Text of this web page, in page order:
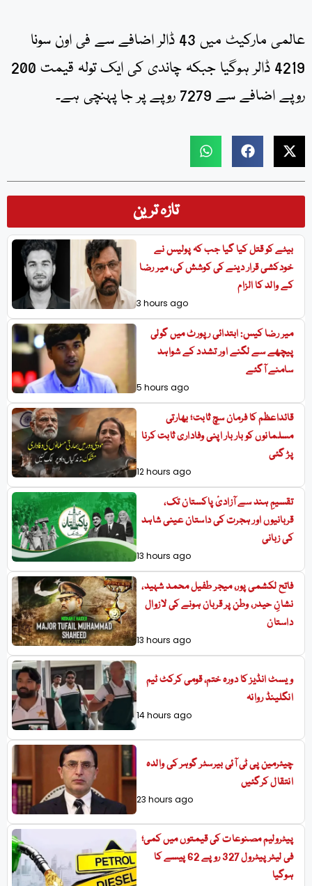
تازہ ترین
بیٹے کو قتل کیا گیا جب کہ پولیس نے
خودکشی قرار دینے کی کوشش کی، میر رضا
کے والد کا الزام
3 hours ago
میر رضا کیس: ابتدائی رپورٹ میں گولی
پیچھے سے لگنے اور تشدد کے شواہد
سامنے آگئے
5 hours ago
قائداعظم کا فرمان سچ ثابت؛ بھارتی
مسلمانوں کو بار بار اپنی وفاداری ثابت کرنا
پڑ گئی
12 hours ago
تقسیمِ ہند سے آزادیٔ پاکستان تک،
قربانیوں اور ہجرت کی داستان عینی شاہد
کی زبانی
13 hours ago
فاتح لکشمی پور، میجر طفیل محمد شہید،
نشانِ حیدر، وطن پر قربان ہونے کی لازوال
داستان
13 hours ago
ویسٹ انڈیز کا دورہ ختم، قومی کرکٹ ٹیم
انگلینڈ روانہ
14 hours ago
چیئرمین پی ٹی آئی بیرسٹر گوہر کی والدہ
انتقال کرگئیں
23 hours ago
پیٹرولیم مصنوعات کی قیمتوں میں کمی؛
فی لیٹر پیٹرول 327 روپے 62 پیسے کا
ہوگیا
عالمی مارکیٹ میں 43 ڈالر اضافے سے فی اون سونا
4219 ڈالر ہوگیا جبکہ چاندی کی ایک تولہ قیمت 200
روپے اضافے سے 7279 روپے پر جا پہنچی ہے۔